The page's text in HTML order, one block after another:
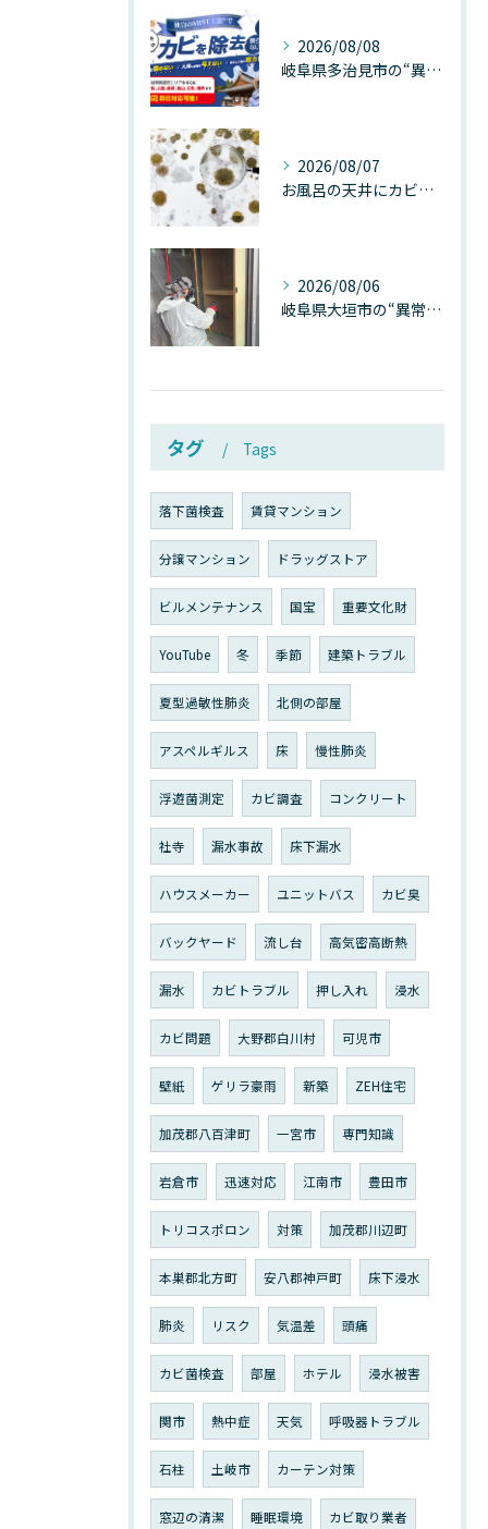
2026/08/08
岐阜県多治見市の“異常な高温”が建物内部を破壊する──深層カビが急増する危険な温度差の正体
2026/08/07
お風呂の天井にカビが生えたら要注意！2026年8月の猛暑・高湿度で急増する浴室カビの原因と正しい対策
2026/08/06
岐阜県大垣市の“異常に高い気温”が建物内部を腐らせる──深層カビが爆発的に増える本当の理由
タグ Tags
落下菌検査 賃貸マンション
分譲マンション ドラッグストア
ビルメンテナンス 国宝 重要文化財
YouTube 冬 季節 建築トラブル
夏型過敏性肺炎 北側の部屋
アスペルギルス 床 慢性肺炎
浮遊菌測定 カビ調査 コンクリート
社寺 漏水事故 床下漏水
ハウスメーカー ユニットバス カビ臭
バックヤード 流し台 高気密高断熱
漏水 カビトラブル 押し入れ 浸水
カビ問題 大野郡白川村 可児市
壁紙 ゲリラ豪雨 新築 ZEH住宅
加茂郡八百津町 一宮市 専門知識
岩倉市 迅速対応 江南市 豊田市
トリコスポロン 対策 加茂郡川辺町
本巣郡北方町 安八郡神戸町 床下浸水
肺炎 リスク 気温差 頭痛
カビ菌検査 部屋 ホテル 浸水被害
関市 熱中症 天気 呼吸器トラブル
石柱 土岐市 カーテン対策
窓辺の清潔 睡眠環境 カビ取り業者